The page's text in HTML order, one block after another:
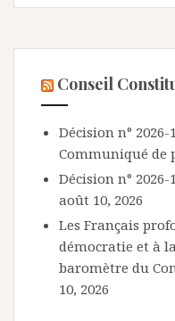
Conseil
Décision n° 2026-
Communiqué de
Décision n° 2026-
août 10, 2026
Les Français
démocratie et à
baromètre du
10, 2026